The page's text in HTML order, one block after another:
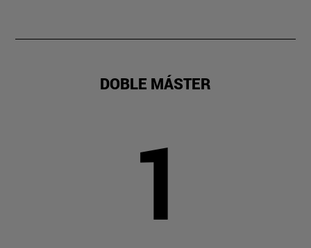
DOBLE MÁSTER
1